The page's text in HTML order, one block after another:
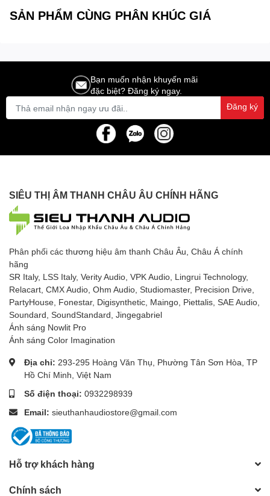
SẢN PHẨM CÙNG PHÂN KHÚC GIÁ
Bạn muốn nhận khuyến mãi
đặc biệt? Đăng ký ngay.
Đăng ký
SIÊU THỊ ÂM THANH CHÂU ÂU CHÍNH HÃNG
Phân phối các thương hiệu âm thanh Châu Âu, Châu Á chính
hãng
SR Italy, LSS Italy, Verity Audio, VPK Audio, Lingrui Technology,
Relacart, CMX Audio, Ohm Audio, Studiomaster, Precision Drive,
PartyHouse, Fonestar, Digisynthetic, Maingo, Piettalis, SAE Audio,
Soundard, SoundStandard, Jingegabriel
Ánh sáng Nowlit Pro
Ánh sáng Color Imagination
Địa chỉ: 293-295 Hoàng Văn Thụ, Phường Tân Sơn Hòa, TP
Hồ Chí Minh, Việt Nam
Số điện thoại: 0932298939
Email: sieuthanhaudiostore@gmail.com
Hỗ trợ khách hàng
Chính sách